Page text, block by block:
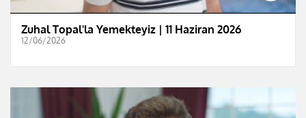
Zuhal Topal'la Yemekteyiz | 11 Haziran 2026
12/06/2026